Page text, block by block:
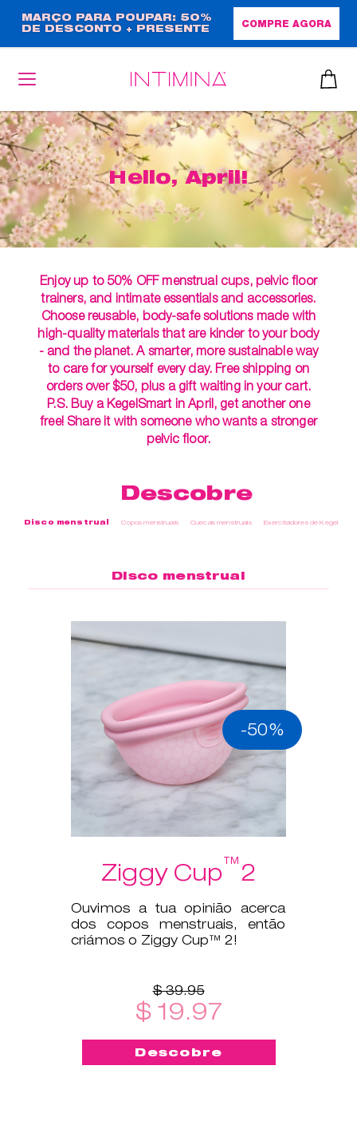
para
o
conteúdo
principal
MARÇO PARA POUPAR: 50%
DE DESCONTO + PRESENTE
COMPRE AGORA
Hello, April!
Enjoy up to 50% OFF menstrual cups, pelvic floor
trainers, and intimate essentials and accessories.
Choose reusable, body-safe solutions made with
high-quality materials that are kinder to your body
- and the planet. A smarter, more sustainable way
to care for yourself every day. Free shipping on
orders over $50, plus a gift waiting in your cart.
P.S. Buy a KegelSmart in April, get another one
free! Share it with someone who wants a stronger
pelvic floor.
Descobre
Disco menstrual Copos menstruais Cuecas menstruais Exercitadores de Kegel
Disco menstrual
-50%
Ziggy Cup™2
Ouvimos a tua opinião acerca
dos copos menstruais, então
criámos o Ziggy Cup™ 2!
$ 39.95
$ 19.97
Descobre